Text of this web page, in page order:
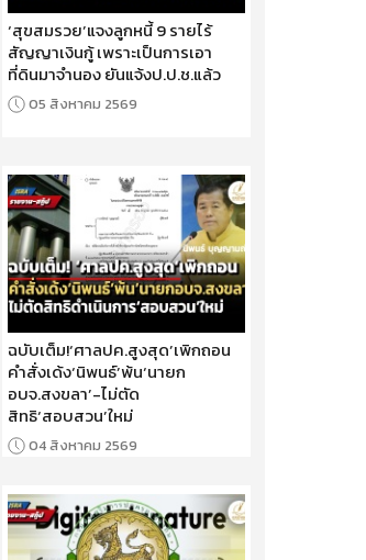
‘สุขสมรวย’แจงลูกหนี้ 9 รายไร้
สัญญาเงินกู้ เพราะเป็นการเอา
ที่ดินมาจำนอง ยันแจ้งป.ป.ช.แล้ว
05 สิงหาคม 2569
ฉบับเต็ม!‘ศาลปค.สูงสุด’เพิกถอน
คำสั่งเด้ง‘นิพนธ์’พ้น‘นายก
อบจ.สงขลา’-ไม่ตัด
สิทธิ‘สอบสวน’ใหม่
04 สิงหาคม 2569